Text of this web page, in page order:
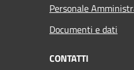
Personale
Documenti e dati
CONTATTI